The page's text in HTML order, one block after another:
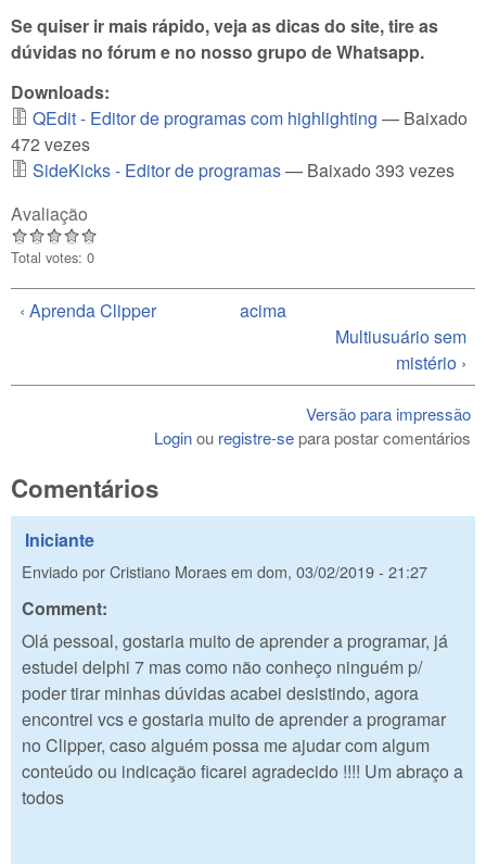
Se quiser ir mais rápido, veja as dicas do site, tire as
dúvidas no fórum e no nosso grupo de Whatsapp.
Downloads:
QEdit - Editor de programas com highlighting — Baixado
472 vezes
SideKicks - Editor de programas— Baixado 393 vezes
Avaliação
Total votes: 0
‹ Aprenda Clipper
acima
Multiusuário sem
mistério ›
Versão para impressão
Loginou registre-separa postar comentários
Comentários
Iniciante
Enviado porCristiano Moraesem dom, 03/02/2019 - 21:27
Comment:
Olá pessoal, gostaria muito de aprender a programar, já
estudei delphi 7 mas como não conheço ninguém p/
poder tirar minhas dúvidas acabei desistindo, agora
encontrei vcs e gostaria muito de aprender a programar
no Clipper, caso alguém possa me ajudar com algum
conteúdo ou indicação ficarei agradecido !!!! Um abraço a
todos